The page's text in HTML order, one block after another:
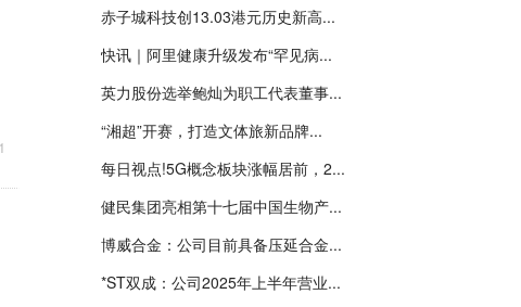
赤子城科技创13.03港元历史新高...
快讯｜阿里健康升级发布“罕见病...
英力股份选举鲍灿为职工代表董事...
“湘超”开赛，打造文体旅新品牌...
每日视点!5G概念板块涨幅居前，2...
健民集团亮相第十七届中国生物产...
博威合金：公司目前具备压延合金...
*ST双成：公司2025年上半年营业...